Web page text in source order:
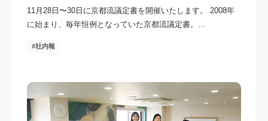
11月28日〜30日に京都流議定書を開催いたします。 2008年
に始まり、毎年恒例となっていた京都流議定書。…
社内報